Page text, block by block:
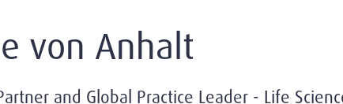
von Anhalt
and Global Practice Leader - Life